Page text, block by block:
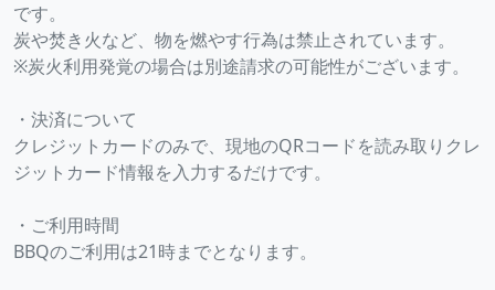
です。
炭や焚き火など、物を燃やす行為は禁止されています。
※炭火利用発覚の場合は別途請求の可能性がございます。
・決済について
クレジットカードのみで、現地のQRコードを読み取りクレ
ジットカード情報を入力するだけです。
・ご利用時間
BBQのご利用は21時までとなります。